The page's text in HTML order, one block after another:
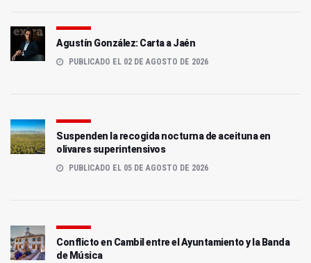
Agustín González: Carta a Jaén
PUBLICADO EL 02 DE AGOSTO DE 2026
Suspenden la recogida nocturna de aceituna en
olivares superintensivos
PUBLICADO EL 05 DE AGOSTO DE 2026
Conflicto en Cambil entre el Ayuntamiento y la Banda
de Música